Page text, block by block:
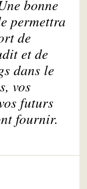
bonne
permettra
de
et de
dans le
vos
futurs
fournir.